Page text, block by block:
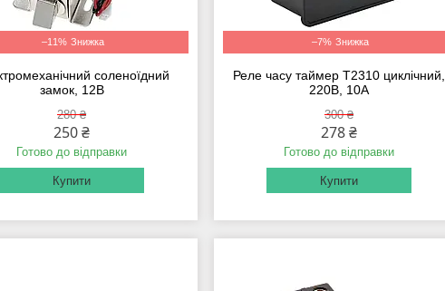
–11%
соленоїдний
замок, 12В
280 ₴
250 ₴
Готово до відправки
Купити
–7%
Реле часу таймер T2310 циклічний,
220В, 10А
300 ₴
278 ₴
Готово до відправки
Купити